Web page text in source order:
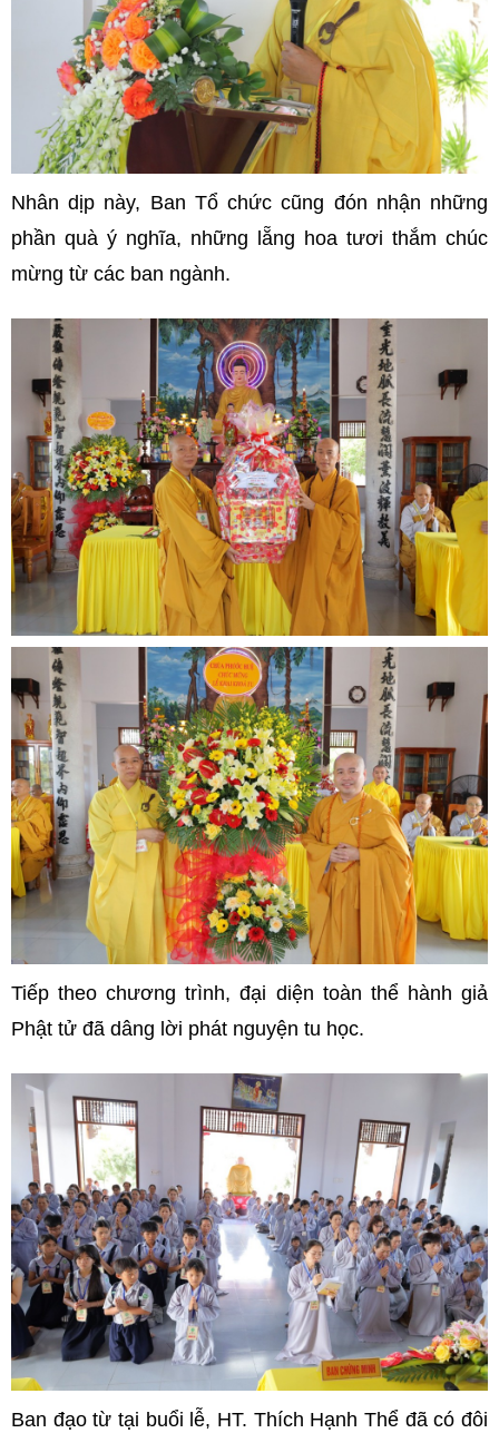
Nhân dịp này, Ban Tổ chức cũng đón nhận những
phần quà ý nghĩa, những lẵng hoa tươi thắm chúc
mừng từ các ban ngành.
Tiếp theo chương trình, đại diện toàn thể hành giả
Phật tử đã dâng lời phát nguyện tu học.
Ban đạo từ tại buổi lễ, HT. Thích Hạnh Thể đã có đôi